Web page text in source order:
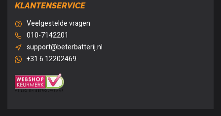
KLANTENSERVICE
Veelgestelde vragen
010-7142201
support@beterbatterij.nl
+31 6 12202469